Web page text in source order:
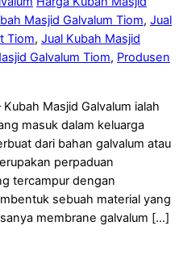
Masjid Galvalum Tiom, Jual
Tiom, Jual Kubah Masjid
Galvalum Tiom, Produsen
Masjid Galvalum ialah
masuk dalam keluarga
dari bahan galvalum atau
perpaduan
tercampur dengan
sebuah material yang
membrane galvalum […]